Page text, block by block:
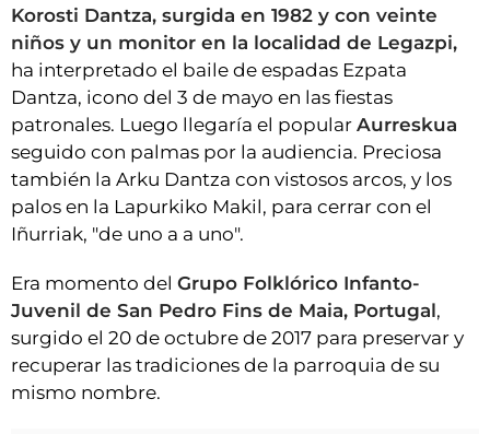
Korosti Dantza, surgida en 1982 y con veinte
niños y un monitor en la localidad de Legazpi,
ha interpretado el baile de espadas Ezpata
Dantza, icono del 3 de mayo en las fiestas
patronales. Luego llegaría el popular Aurreskua
seguido con palmas por la audiencia. Preciosa
también la Arku Dantza con vistosos arcos, y los
palos en la Lapurkiko Makil, para cerrar con el
Iñurriak, "de uno a a uno".
Era momento del Grupo Folklórico Infanto-
Juvenil de San Pedro Fins de Maia, Portugal,
surgido el 20 de octubre de 2017 para preservar y
recuperar las tradiciones de la parroquia de su
mismo nombre.